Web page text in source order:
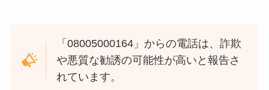
「08005000164」からの電話は、詐欺
や悪質な勧誘の可能性が高いと報告さ
れています。